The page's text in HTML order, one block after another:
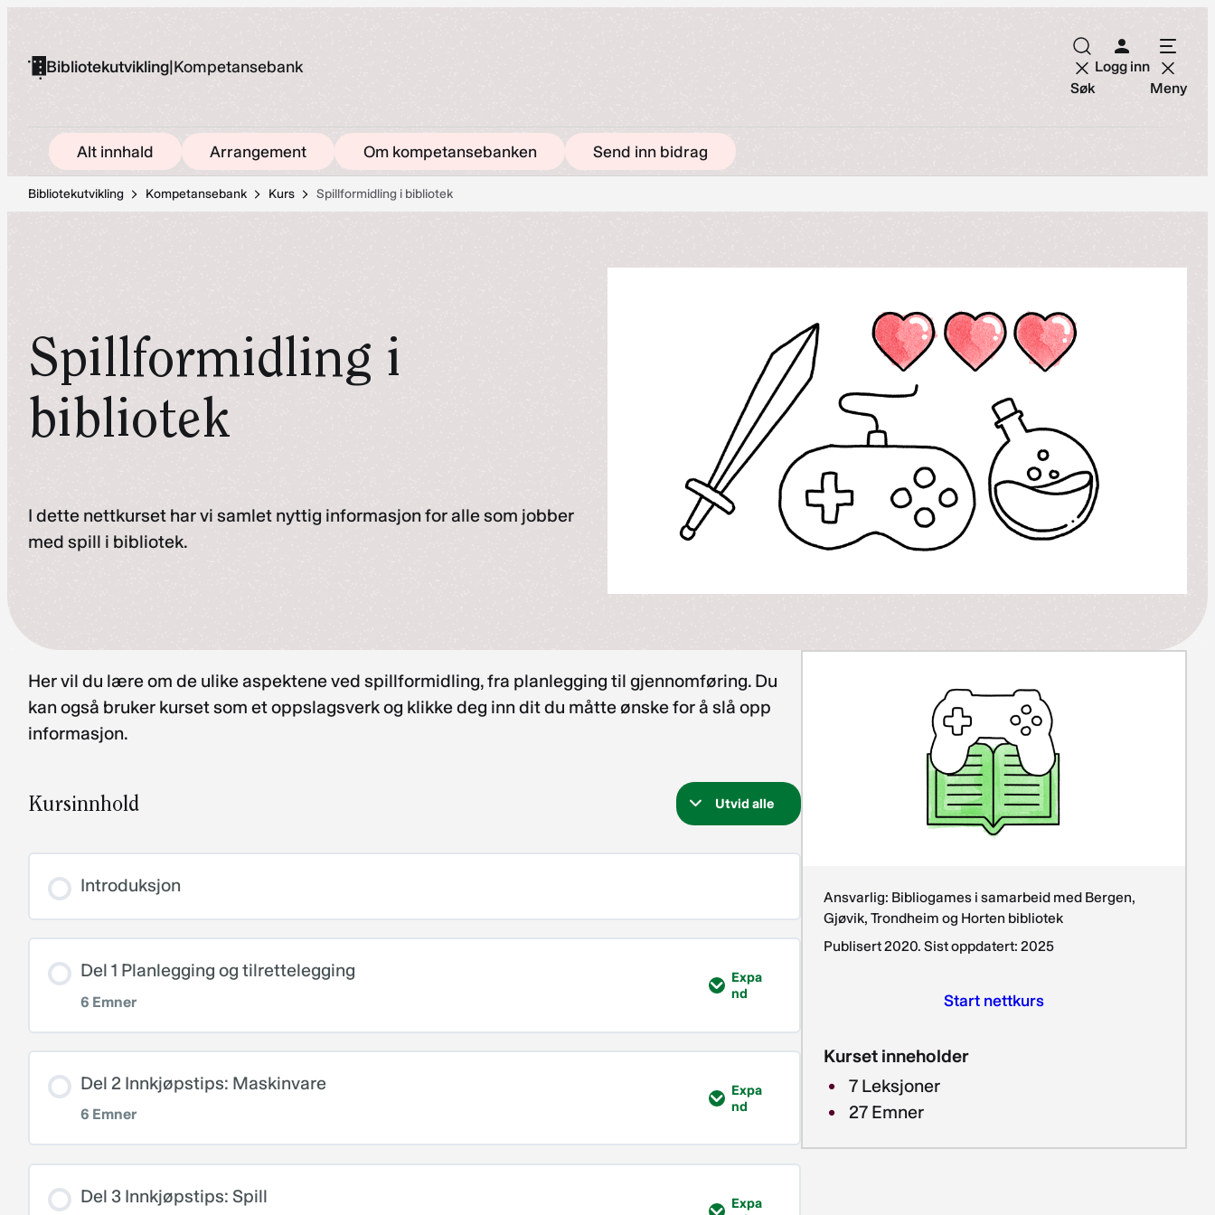
innholdBibliotekutvikling|Kompetansebank
Søk
Logg inn
Meny
Alt innhald Arrangement Om kompetansebanken Send inn bidrag
Bibliotekutvikling Kompetansebank Kurs Spillformidling i bibliotek
Spillformidling i
bibliotek
I dette nettkurset har vi samlet nyttig informasjon for alle som jobber
med spill i bibliotek.
Ansvarlig: Bibliogames i samarbeid med Bergen,
Gjøvik, Trondheim og Horten bibliotek
Publisert 2020. Sist oppdatert: 2025
Start nettkurs
Kurset inneholder
7 Leksjoner
27 Emner
Her vil du lære om de ulike aspektene ved spillformidling, fra planlegging til gjennomføring. Du
kan også bruker kurset som et oppslagsverk og klikke deg inn dit du måtte ønske for å slå opp
informasjon.
Kursinnhold Utvid alle
Introduksjon
Del 1 Planlegging og tilrettelegging
6 Emner
Expa
nd
1.2 Design thinking – en modell for medvirkning
Del 2 Innkjøpstips: Maskinvare
6 Emner
Expa
nd
Del 3 Innkjøpstips: Spill
Expa